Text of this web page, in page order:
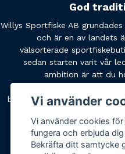
God
Willys Sportfiske AB grundades
och är en av landets
välsorterade
sedan starten varit vår
ambition är att du
behöver. Tveka inte att slå
Vi använder
Vi använder cookies
fungera och erbjuda
Bekräfta ditt samtycke